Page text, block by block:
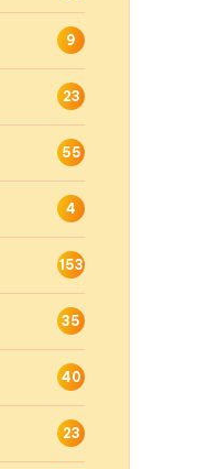
9
23
55
4
153
35
40
23